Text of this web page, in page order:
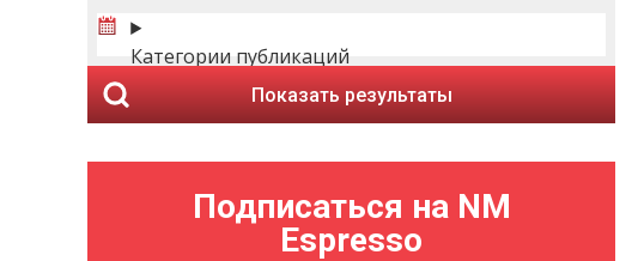
Категории публикаций
Показать результаты
Подписаться на NM
Espresso